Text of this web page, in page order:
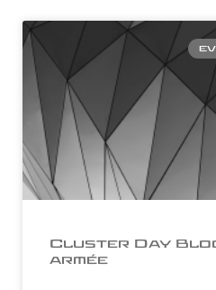
Cluster Day
armée